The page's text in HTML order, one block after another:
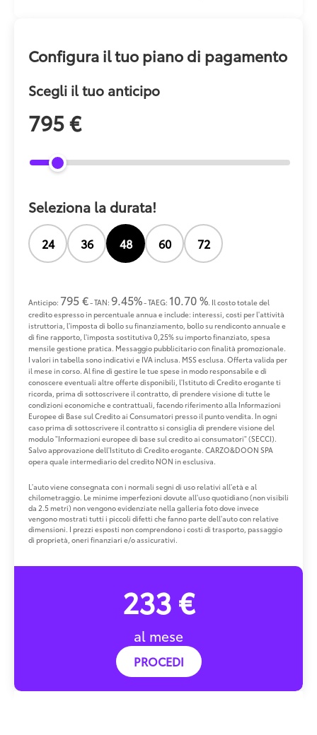
Configura il tuo piano di pagamento
Scegli il tuo anticipo
795 €
Seleziona la durata!
24 36 48 60 72
Anticipo: 795 €- TAN: 9.45%- TAEG: 10.70 %. Il costo totale del
credito espresso in percentuale annua e include: interessi, costi per l'attività
istruttoria, l'imposta di bollo su finanziamento, bollo su rendiconto annuale e
di fine rapporto, l'imposta sostitutiva 0,25% su importo finanziato, spesa
mensile gestione pratica. Messaggio pubblicitario con finalità promozionale.
I valori in tabella sono indicativi e IVA inclusa. MSS esclusa. Offerta valida per
il mese in corso. Al fine di gestire le tue spese in modo responsabile e di
conoscere eventuali altre offerte disponibili, l'Istituto di Credito erogante ti
ricorda, prima di sottoscrivere il contratto, di prendere visione di tutte le
condizioni economiche e contrattuali, facendo riferimento alla Informazioni
Europee di Base sul Credito ai Consumatori presso il punto vendita. In ogni
caso prima di sottoscrivere il contratto si consiglia di prendere visione del
modulo "Informazioni europee di base sul credito ai consumatori" (SECCI).
Salvo approvazione dell'Istituto di Credito erogante. CARZO&DOON SPA
opera quale intermediario del credito NON in esclusiva.
L'auto viene consegnata con i normali segni di uso relativi all'età e al
chilometraggio. Le minime imperfezioni dovute all'uso quotidiano (non visibili
da 2.5 metri) non vengono evidenziate nella galleria foto dove invece
vengono mostrati tutti i piccoli difetti che fanno parte dell'auto con relative
dimensioni. I prezzi esposti non comprendono i costi di trasporto, passaggio
di proprietà, oneri finanziari e/o assicurativi.
233 €
al mese
PROCEDI